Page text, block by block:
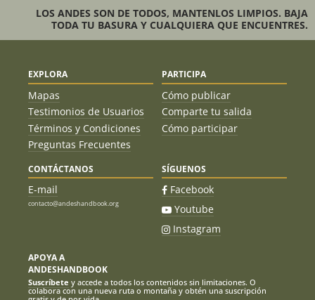
LOS ANDES SON DE TODOS, MANTENLOS LIMPIOS. BAJA
TODA TU BASURA Y CUALQUIERA QUE ENCUENTRES.
EXPLORA
Mapas
Testimonios de Usuarios
Términos y Condiciones
Preguntas Frecuentes
PARTICIPA
Cómo publicar
Comparte tu salida
Cómo participar
CONTÁCTANOS
E-mail
contacto@andeshandbook.org
SÍGUENOS
Facebook
Youtube
Instagram
APOYA A
ANDESHANDBOOK
Suscríbete y accede a todos los contenidos sin limitaciones. O
colabora con una nueva ruta o montaña y obtén una suscripción